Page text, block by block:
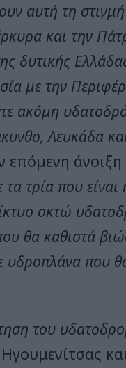
αυτή τη
και την
δυτικής
με την
ακόμη
Λευκάδα
επόμενη
τα τρία που είναι
οκτώ
θα καθιστά
υδροπλάνα που
του